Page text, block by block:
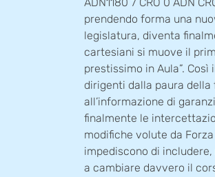
prendendo forma una
legislatura, diventa
cartesiani si muove il
prestissimo in Aula”.
dirigenti dalla paura
all’informazione di
finalmente le
modifiche volute da
impediscono di
a cambiare davvero il